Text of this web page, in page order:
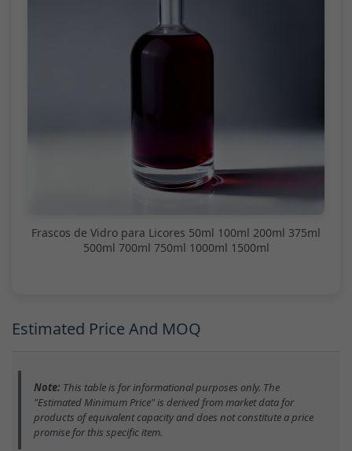
Frascos de Vidro para Licores 50ml 100ml 200ml 375ml
500ml 700ml 750ml 1000ml 1500ml
Estimated Price And MOQ
Note: This table is for informational purposes only. The
"Estimated Minimum Price" is derived from market data for
products of equivalent capacity and does not constitute a price
promise for this specific item.